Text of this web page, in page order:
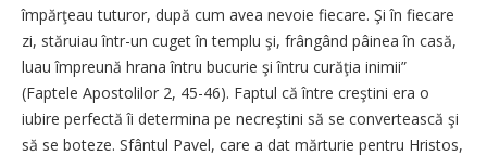
împărţeau tuturor, după cum avea nevoie fiecare. Şi în fiecare
zi, stăruiau într-un cuget în templu şi, frângând pâinea în casă,
luau împreună hrana întru bucurie şi întru curăţia inimii”
(Faptele Apostolilor 2, 45-46). Faptul că între creştini era o
iubire perfectă îi determina pe necreştini să se convertească şi
să se boteze. Sfântul Pavel, care a dat mărturie pentru Hristos,